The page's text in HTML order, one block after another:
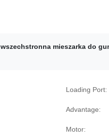
wszechstronna mieszarka do
Loading Port:
Advantage:
Motor: